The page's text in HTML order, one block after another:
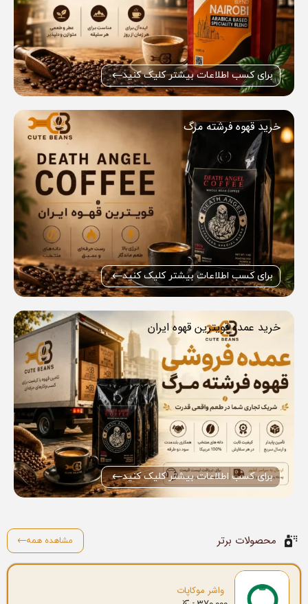
برای کسب اطلاعات بیشتر کلیک کنید
خرید قهوه فرشته مرگ
برای کسب اطلاعات بیشتر کلیک کنید
خرید عمده قویترین قهوه ایران
برای کسب اطلاعات بیشتر کلیک کنید
محصولات برتر مشاهده همه
واشر موکاپات